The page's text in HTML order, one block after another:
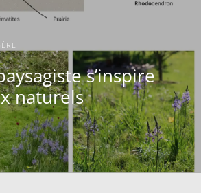
s’inspire
naturels